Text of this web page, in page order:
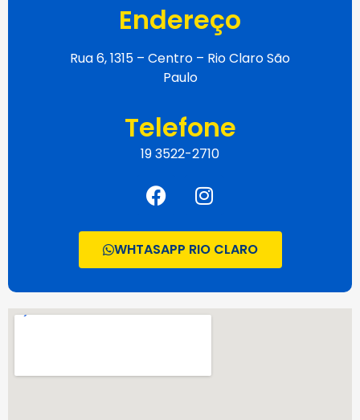
Endereço
Rua 6, 1315 – Centro – Rio Claro São
Paulo
Telefone
19 3522-2710
WHTASAPP RIO CLARO